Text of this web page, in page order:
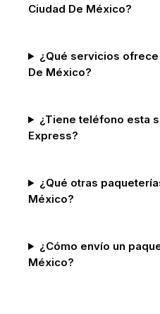
Ciudad De México?
¿Qué servicios
De México?
¿Tiene teléfono esta
Express?
¿Qué otras
México?
¿Cómo envío un
México?